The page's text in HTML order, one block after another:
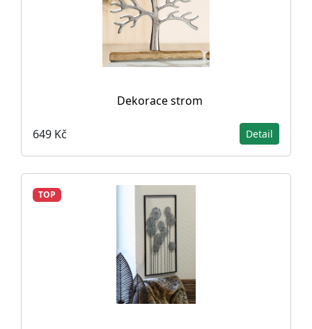
Dekorace strom
649 Kč Detail
TOP